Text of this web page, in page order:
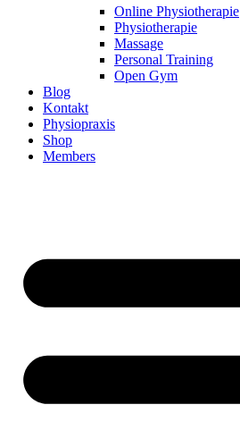
Online Physiotherapie
Physiotherapie
Massage
Personal Training
Open Gym
Blog
Kontakt
Physiopraxis
Shop
Members